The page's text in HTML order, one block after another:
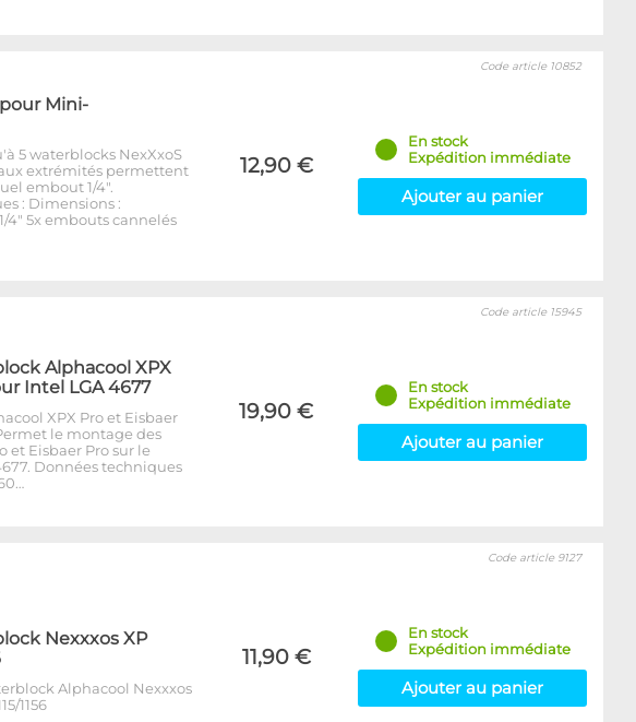
Mini-
5 waterblocks NexXxoS
extrémités permettent
embout 1/4".
: Dimensions :
4" 5x embouts cannelés
12,90 €
Code article 10852
En stock
Expédition immédiate
Ajouter au panier
Alphacool XPX
Intel LGA 4677
XPX Pro et Eisbaer
le montage des
et Eisbaer Pro sur le
Données techniques
19,90 €
Code article 15945
En stock
Expédition immédiate
Ajouter au panier
Nexxxos XP
Alphacool Nexxxos
1156
11,90 €
Code article 9127
En stock
Expédition immédiate
Ajouter au panier